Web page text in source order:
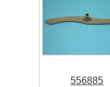
556885